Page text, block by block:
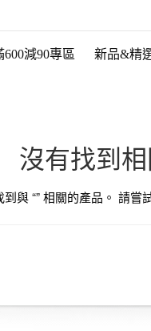
600減90專區 新品&精
沒有找到
與 “” 相關的產品。 請嘗